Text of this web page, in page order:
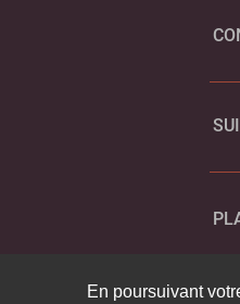
En poursuivant